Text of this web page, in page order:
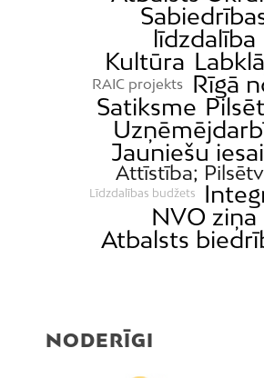
līdzdalība
Kultūra
RAIC projekts
Rīgā
Satiksme
Jauniešu
Attīstība;
Līdzdalības budžets
NVO ziņa
Atbalsts
NODERĪGI